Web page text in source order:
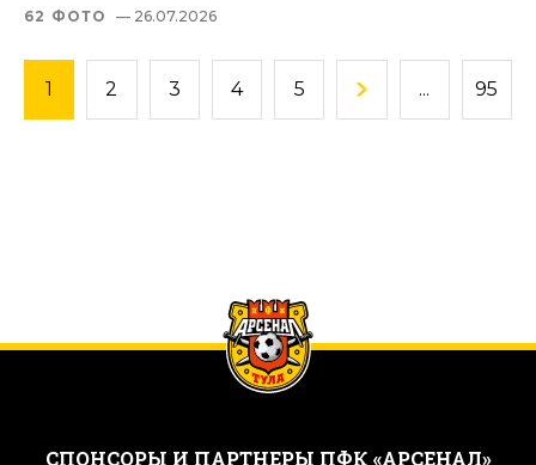
62 ФОТО — 26.07.2026
1 2 3 4 5 ... 95
CПОНСОРЫ И ПАРТНЕРЫ ПФК «АРСЕНАЛ»